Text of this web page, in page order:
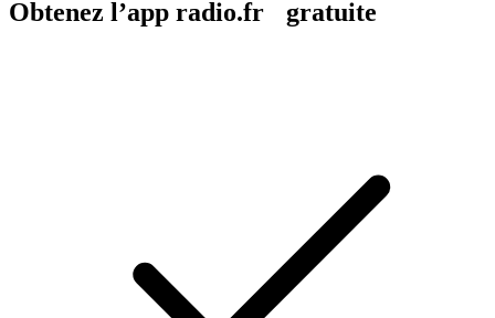
Obtenez l’app radio.fr gratuite